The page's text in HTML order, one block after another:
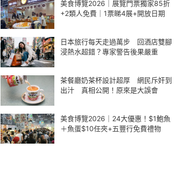
美食博覽2026｜展覽門票獨家85折
+2類人免費｜1票睇4展+開放日期
日本旅行每天走過萬步 回酒店雙腳
浸熱水超錯？專家警告後果嚴重
茶餐廳奶茶杯設計超厚 網民斥奸到
出汁 真相公開！原來是大誤會
美食博覽2026｜24大優惠！$1鮑魚
＋魚蛋$10任夾+五豐行免費禮物